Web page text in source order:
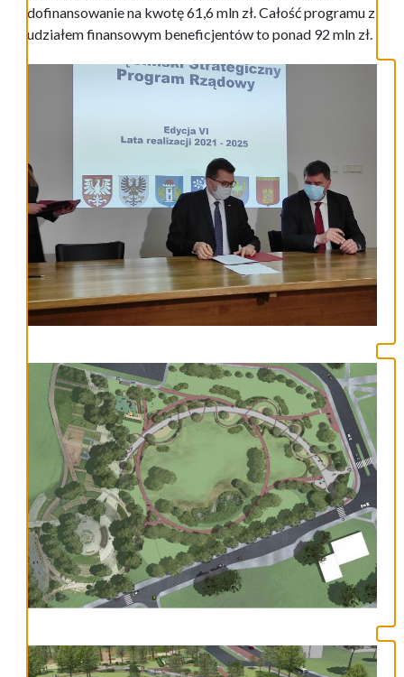
dofinansowanie na kwotę 61,6 mln zł. Całość programu z
udziałem finansowym beneficjentów to ponad 92 mln zł.